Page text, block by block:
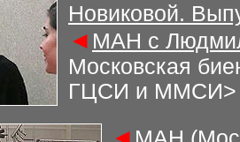
Новиковой.
◄ МАН с
Московская
ГЦСИ и ММСИ>